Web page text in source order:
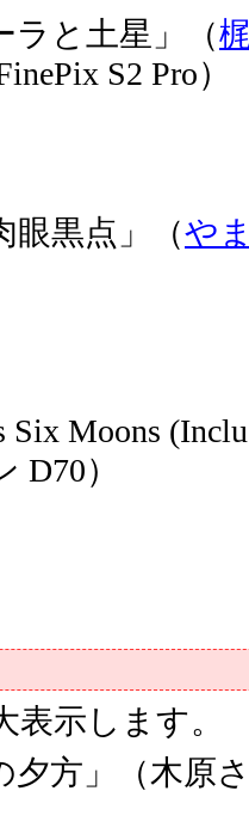
ラと土星」（
S2 Pro）
眼黒点」（や
Six Moons
D70）
表示します。
夕方」（木原